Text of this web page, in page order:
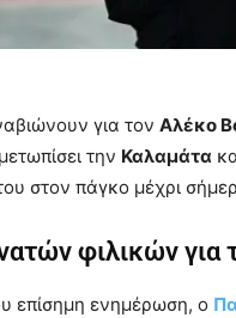
για τον Αλέκο
την Καλαμάτα
στον πάγκο μέχρι
φιλικών για
επίσημη ενημέρωση, ο